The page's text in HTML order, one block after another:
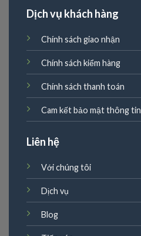
Dịch vụ khách hàng
Chính sách giao nhận
Chính sách kiểm hàng
Chính sách thanh toán
Cam kết bảo mật thông tin
Liên hệ
Với chúng tôi
Dịch vụ
Blog